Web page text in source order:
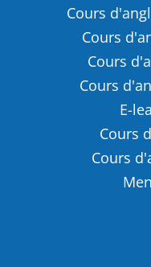
Cours
Cours
Cours
Cours
E-
Cours
Cours